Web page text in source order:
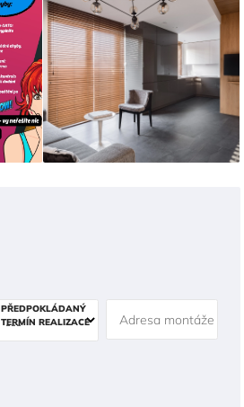
PŘEDPOKLÁDANÝ
TERMÍN REALIZACE
Adresa montáže